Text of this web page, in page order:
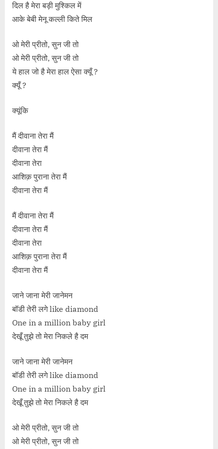
दिल है मेरा बड़ी मुश्किल में
आके बेबी मेनू कल्ली किते मिल
ओ मेरी प्रीतो, सुन जी तो
ओ मेरी प्रीतो, सुन जी तो
ये हाल जो है मेरा हाल ऐसा क्यूँ ?
क्यूँ ?
क्यूंकि
मैं दीवाना तेरा मैं
दीवाना तेरा मैं
दीवाना तेरा
आशिक़ पुराना तेरा मैं
दीवाना तेरा मैं
मैं दीवाना तेरा मैं
दीवाना तेरा मैं
दीवाना तेरा
आशिक़ पुराना तेरा मैं
दीवाना तेरा मैं
जाने जाना मेरी जानेमन
बॉडी तेरी लगे like diamond
One in a million baby girl
देखूँ तुझे तो मेरा निकले है दम
जाने जाना मेरी जानेमन
बॉडी तेरी लगे like diamond
One in a million baby girl
देखूँ तुझे तो मेरा निकले है दम
ओ मेरी प्रीतो, सुन जी तो
ओ मेरी प्रीतो, सुन जी तो